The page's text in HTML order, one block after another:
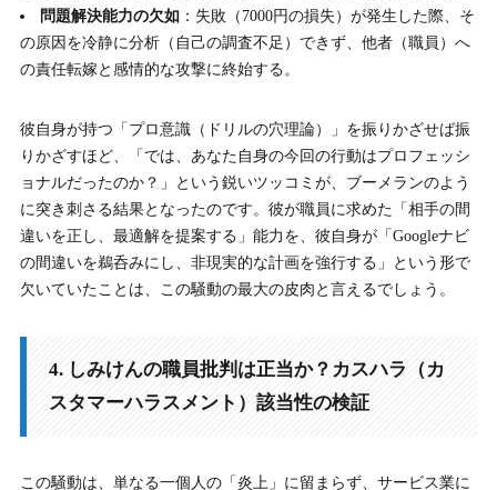
問題解決能力の欠如 ：失敗（7000円の損失）が発生した際、そ
の原因を冷静に分析（自己の調査不足）できず、他者（職員）へ
の責任転嫁と感情的な攻撃に終始する。
彼自身が持つ「プロ意識（ドリルの穴理論）」を振りかざせば振
りかざすほど、「では、あなた自身の今回の行動はプロフェッシ
ョナルだったのか？」という鋭いツッコミが、ブーメランのよう
に突き刺さる結果となったのです。彼が職員に求めた「相手の間
違いを正し、最適解を提案する」能力を、彼自身が「Googleナビ
の間違いを鵜呑みにし、非現実的な計画を強行する」という形で
欠いていたことは、この騒動の最大の皮肉と言えるでしょう。
4. しみけんの職員批判は正当か？カスハラ（カ
スタマーハラスメント）該当性の検証
この騒動は、単なる一個人の「炎上」に留まらず、サービス業に